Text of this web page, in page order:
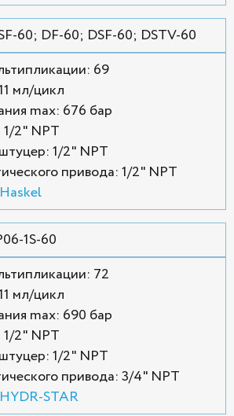
60; DF-60; DSF-60; DSTV-60
69
мл/цикл
max: 676 бар
2" NPT
1/2" NPT
привода: 1/2" NPT
1S-60
72
мл/цикл
max: 690 бар
2" NPT
1/2" NPT
привода: 3/4" NPT
STAR